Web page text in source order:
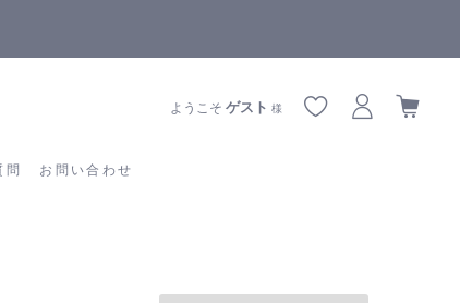
問 お問い合わせ
ようこそゲスト 様
質問